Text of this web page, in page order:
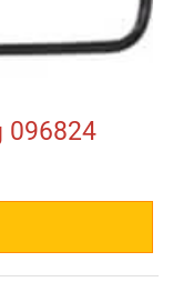
096824